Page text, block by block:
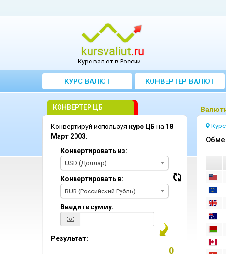
Курс валют в России
КУРС ВАЛЮТ КОНВЕРТЕР ВАЛЮТ
КОНВЕРТЕР ЦБ
Конвертируй используя курс ЦБ на 18
Март 2003:
Конвертировать из:
USD (Доллар)
Конвертировать в:
RUB (Российский Рубль)
Введите сумму:
Результат: